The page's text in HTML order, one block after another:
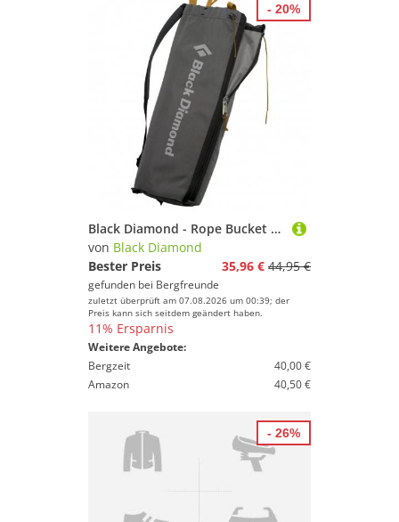
Black Diamond - Rope Bucket - Seilsack grau
von Black Diamond
Bester Preis
35,96 € 44,95 €
gefunden bei Bergfreunde
zuletzt überprüft am 07.08.2026 um 00:39; der
Preis kann sich seitdem geändert haben.
11% Ersparnis
Weitere Angebote:
Bergzeit
40,00 €
Amazon
40,50 €
- 20%
- 26%